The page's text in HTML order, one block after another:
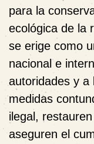
para la
ecológica de la
se erige como
nacional e
autoridades y a
medidas
ilegal,
aseguren el